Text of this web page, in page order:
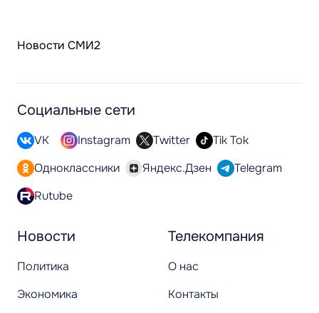
Новости СМИ2
Новости
Политика
Экономика
Телекомпания
О нас
Контакты
Социальные сети
VK Instagram Twitter
Tik Tok
Одноклассники
Яндекс.Дзен
Telegram
Rutube